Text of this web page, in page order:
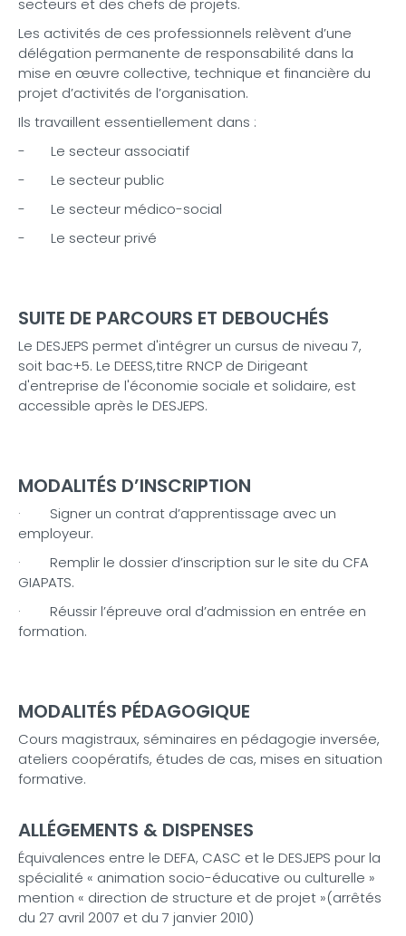
secteurs et des chefs de projets.
Les activités de ces professionnels relèvent d’une
délégation permanente de responsabilité dans la
mise en œuvre collective, technique et financière du
projet d’activités de l’organisation.
Ils travaillent essentiellement dans :
- Le secteur associatif
- Le secteur public
- Le secteur médico-social
- Le secteur privé
SUITE DE PARCOURS ET DEBOUCHÉS
Le DESJEPS permet d'intégrer un cursus de niveau 7,
soit bac+5. Le DEESS,titre RNCP de Dirigeant
d'entreprise de l'économie sociale et solidaire, est
accessible après le DESJEPS.
MODALITÉS D’INSCRIPTION
· Signer un contrat d’apprentissage avec un
employeur.
· Remplir le dossier d’inscription sur le site du CFA
GIAPATS.
· Réussir l’épreuve oral d’admission en entrée en
formation.
MODALITÉS PÉDAGOGIQUE
Cours magistraux, séminaires en pédagogie inversée,
ateliers coopératifs, études de cas, mises en situation
formative.
ALLÉGEMENTS & DISPENSES
Équivalences entre le DEFA, CASC et le DESJEPS pour la
spécialité « animation socio-éducative ou culturelle »
mention « direction de structure et de projet »(arrêtés
du 27 avril 2007 et du 7 janvier 2010)